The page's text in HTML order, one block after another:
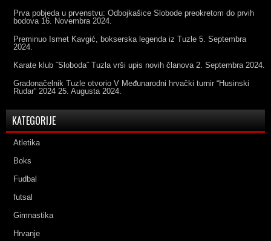
Prva pobjeda u prvenstvu: Odbojkašice Slobode preokretom do prvih
bodova 16. Novembra 2024.
Preminuo Ismet Kavgić, bokserska legenda iz Tuzle 5. Septembra
2024.
Karate klub ˝Sloboda˝ Tuzla vrši upis novih članova 2. Septembra 2024.
Gradonačelnik Tuzle otvorio V Međunarodni hrvački turnir “Husinski
Rudar” 2024 25. Augusta 2024.
KATEGORIJE
Atletika
Boks
Fudbal
futsal
Gimnastika
Hrvanje